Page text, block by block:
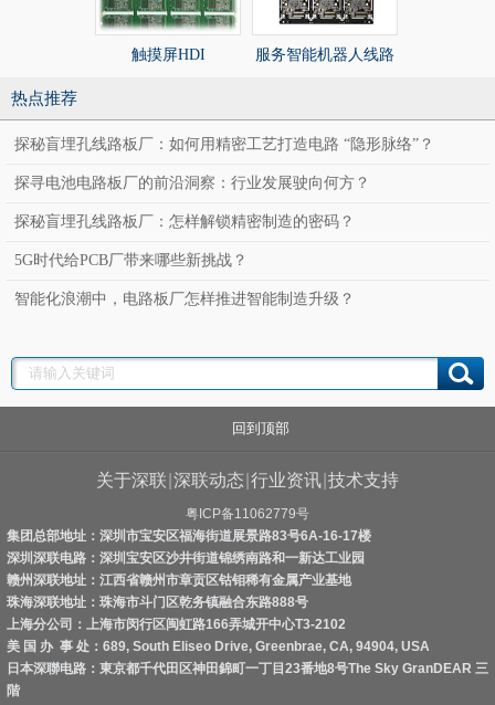
触摸屏HDI 服务智能机器人线路
热点推荐
探秘盲埋孔线路板厂：如何用精密工艺打造电路 “隐形脉络”？
探寻电池电路板厂的前沿洞察：行业发展驶向何方？
探秘盲埋孔线路板厂：怎样解锁精密制造的密码？
5G时代给PCB厂带来哪些新挑战？
智能化浪潮中，电路板厂怎样推进智能制造升级？
回到顶部
关于深联 深联动态 行业资讯 技术支持
粤ICP备11062779号
集团总部地址：深圳市宝安区福海街道展景路83号6A-16-17楼
深圳深联电路：深圳宝安区沙井街道锦绣南路和一新达工业园
赣州深联地址：江西省赣州市章贡区钴钼稀有金属产业基地
珠海深联地址：珠海市斗门区乾务镇融合东路888号
上海分公司：上海市闵行区闽虹路166弄城开中心T3-2102
美 国 办 事 处：689, South Eliseo Drive, Greenbrae, CA, 94904, USA
日本深聯电路：東京都千代田区神田錦町一丁目23番地8号The Sky GranDEAR 三
階